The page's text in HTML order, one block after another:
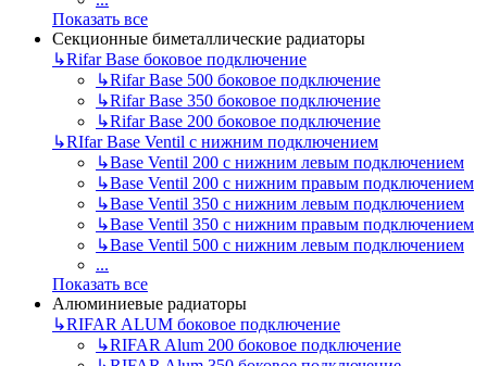
Показать все
Секционные биметаллические радиаторы
↳Rifar Base боковое подключение
↳Rifar Base 500 боковое подключение
↳Rifar Base 350 боковое подключение
↳Rifar Base 200 боковое подключение
↳RIfar Base Ventil с нижним подключением
↳Base Ventil 200 с нижним левым подключением
↳Base Ventil 200 с нижним правым подключением
↳Base Ventil 350 с нижним левым подключением
↳Base Ventil 350 с нижним правым подключением
↳Base Ventil 500 с нижним левым подключением
...
Показать все
Алюминиевые радиаторы
↳RIFAR ALUM боковое подключение
↳RIFAR Alum 200 боковое подключение